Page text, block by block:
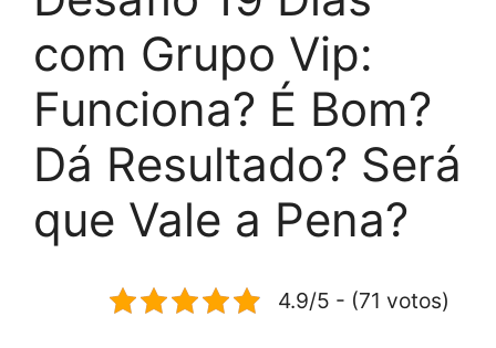
com Grupo Vip:
Funciona? É Bom?
Dá Resultado? Será
que Vale a Pena?
4.9/5 - (71 votos)